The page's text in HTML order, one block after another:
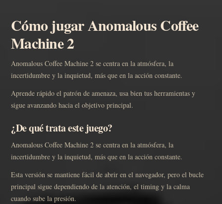
Cómo jugar Anomalous Coffee
Machine 2
Anomalous Coffee Machine 2 se centra en la atmósfera, la
incertidumbre y la inquietud, más que en la acción constante.
Aprende rápido el patrón de amenaza, usa bien tus herramientas y
sigue avanzando hacia el objetivo principal.
¿De qué trata este juego?
Anomalous Coffee Machine 2 se centra en la atmósfera, la
incertidumbre y la inquietud, más que en la acción constante.
Esta versión se mantiene fácil de abrir en el navegador, pero el bucle
principal sigue dependiendo de la atención, el timing y la calma
cuando sube la presión.